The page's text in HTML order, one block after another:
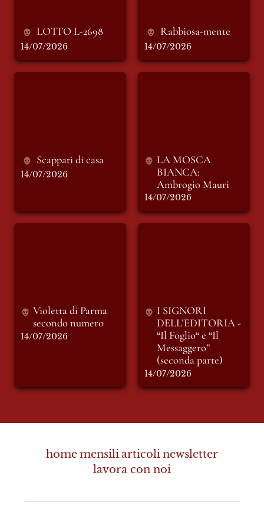
LOTTO L-2698
14/07/2026
Rabbiosa-mente
14/07/2026
Scappati di casa
14/07/2026
LA MOSCA
BIANCA:
Ambrogio Mauri
14/07/2026
Violetta di Parma
Violetta di Parma
secondo numero
14/07/2026
I SIGNORI
I SIGNORI
DELL’EDITORIA -
“Il Foglio“ e “Il
Messaggero”
(seconda parte)
14/07/2026
homemensiliarticolinewsletter
lavora con noi